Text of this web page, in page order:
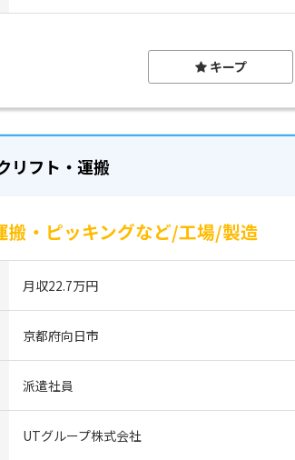
キープ
リフト・運搬
搬・ピッキングなど/工場/製造
月収22.7万円
京都府向日市
派遣社員
UTグループ株式会社